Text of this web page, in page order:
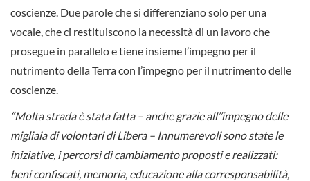
coscienze. Due parole che si differenziano solo per una
vocale, che ci restituiscono la necessità di un lavoro che
prosegue in parallelo e tiene insieme l’impegno per il
nutrimento della Terra con l’impegno per il nutrimento delle
coscienze.
“Molta strada è stata fatta – anche grazie all’’impegno delle
migliaia di volontari di Libera – Innumerevoli sono state le
iniziative, i percorsi di cambiamento proposti e realizzati:
beni confiscati, memoria, educazione alla corresponsabilità,